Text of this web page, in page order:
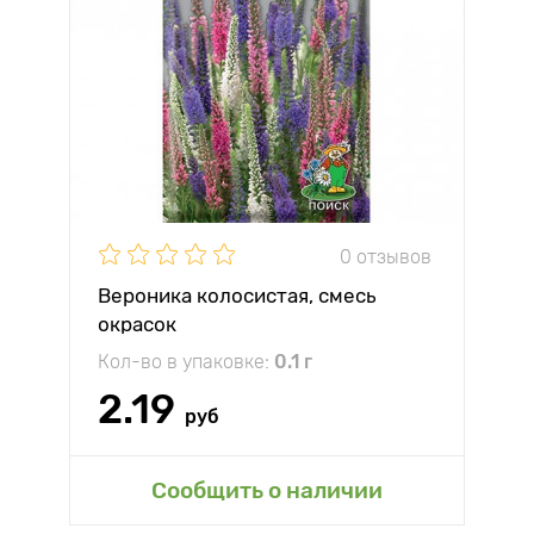
0 отзывов
Вероника колосистая, смесь
окрасок
Кол-во в упаковке: 0.1 г
2.19 руб
Сообщить о наличии